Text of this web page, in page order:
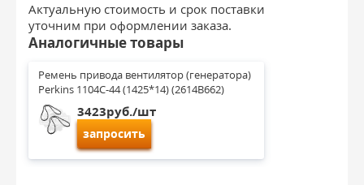
Актуальную стоимость и срок поставки
уточним при оформлении заказа.
Аналогичные товары
Ремень привода вентилятор (генератора)
Perkins 1104C-44 (1425*14) (2614B662)
3423руб./шт
запросить